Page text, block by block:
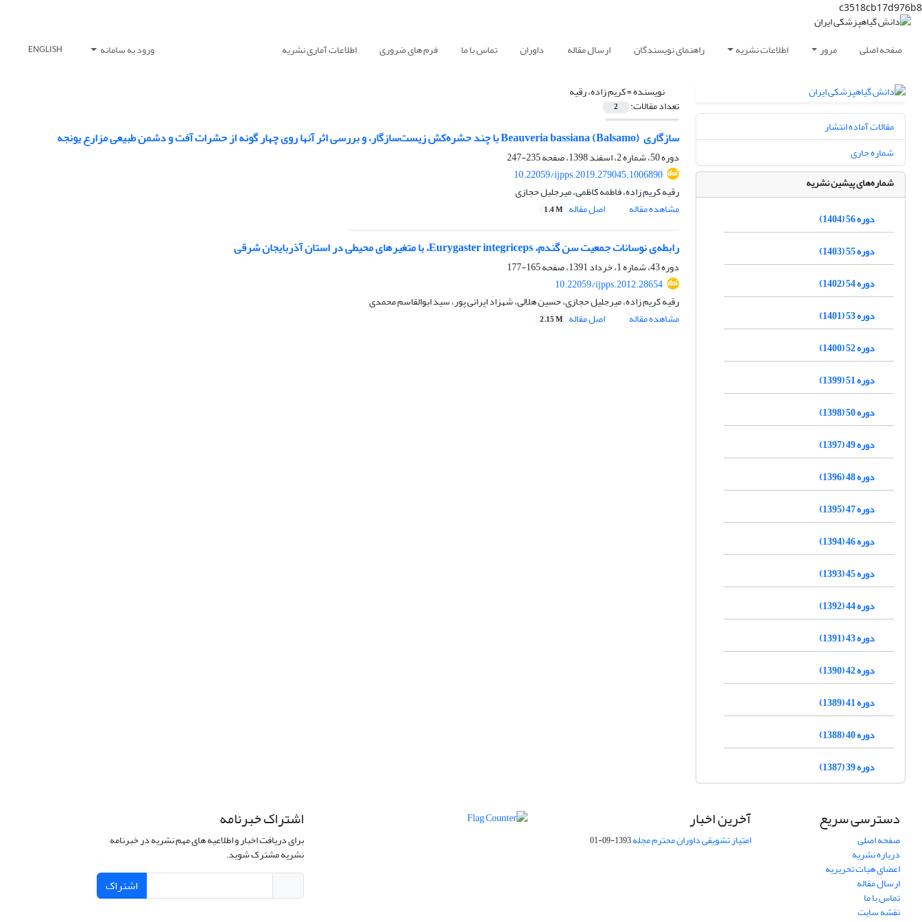
c3518cb17d976b8
صفحه اصلی مرور اطلاعات نشریه راهنمای نویسندگان ارسال مقاله داوران تماس با ما فرم های ضروری اطلاعات آماری نشریه ورود به سامانه ENGLISH
نویسنده =کریم زاده، رقیه
تعداد مقالات: 2
سازگاری ‏Beauveria bassiana (Balsamo) ‎‏ با چند حشره‌کش زیست‌سازگار، و بررسی اثر آنها روی ‏چهار گونه از حشرات آفت و دشمن طبیعی مزارع یونجه
دوره 50، شماره 2، اسفند 1398، صفحه
235-247
10.22059/ijpps.2019.279045.1006890
رقیه کریم زاده، فاطمه کاظمی، میرجلیل حجازی
مشاهده مقاله
اصل مقاله 1.4 M
رابطه‌ی نوسانات جمعیت سن گندم، Eurygaster integriceps، با متغیرهای محیطی در استان آذربایجان شرقی
دوره 43، شماره 1، خرداد 1391، صفحه
165-177
10.22059/ijpps.2012.28654
رقیه کریم زاده، میرجلیل حجازی، حسین هلالی، شهزاد ایرانی پور، سید ابوالقاسم محمدی
مشاهده مقاله
اصل مقاله 2.15 M
مقالات آماده انتشار
شماره جاری
شماره‌های پیشین نشریه
دوره 56 (1404)
دوره 55 (1403)
دوره 54 (1402)
دوره 53 (1401)
دوره 52 (1400)
دوره 51 (1399)
دوره 50 (1398)
دوره 49 (1397)
دوره 48 (1396)
دوره 47 (1395)
دوره 46 (1394)
دوره 45 (1393)
دوره 44 (1392)
دوره 43 (1391)
دوره 42 (1390)
دوره 41 (1389)
دوره 40 (1388)
دوره 39 (1387)
دسترسی سریع
صفحه اصلی
درباره نشریه
اعضای هیات تحریریه
ارسال مقاله
تماس با ما
نقشه سایت
آخرین اخبار
امتیاز تشویقی داوران محترم مجله1393-09-01
اشتراک خبرنامه
برای دریافت اخبار و اطلاعیه های مهم نشریه در خبرنامه
نشریه مشترک شوید.
اشتراک